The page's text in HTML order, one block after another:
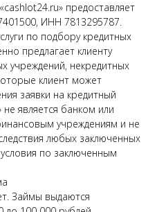
предоставляет
ИНН 7813295787.
по подбору кредитных
предлагает клиенту
учреждений, некредитных
клиент может
заявки на кредитный
является банком или
учреждениям и не
любых заключенных
по заключенным
Займы выдаются